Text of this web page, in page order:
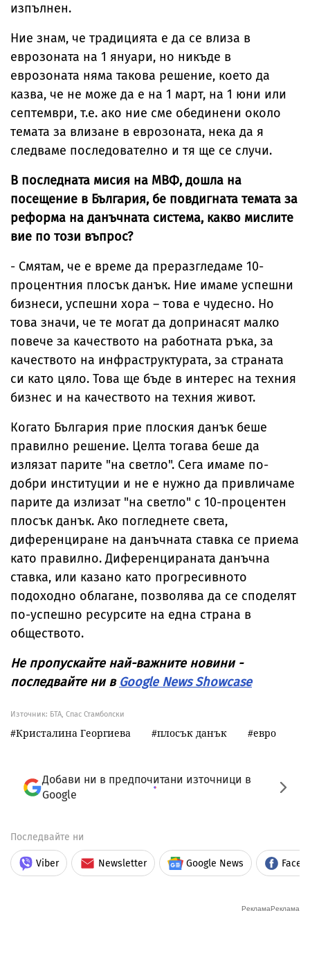
изпълнен.
Ние знам, че традицията е да се влиза в
еврозоната на 1 януари, но никъде в
еврозоната няма такова решение, което да
казва, че не може да е на 1 март, на 1 юни или
септември, т.е. ако ние сме обединени около
темата за влизане в еврозоната, нека да я
следваме последователно и тя ще се случи.
В последната мисия на МВФ, дошла на
посещение в България, бе повдигната темата за
реформа на данъчната система, какво мислите
вие по този въпрос?
- Смятам, че е време да преразгледаме 10-
процентния плосък данък. Ние имаме успешни
бизнеси, успешни хора – това е чудесно. Но
това значи, че те могат да допринасят малко
повече за качеството на работната ръка, за
качеството на инфраструктурата, за страната
си като цяло. Това ще бъде в интерес на техния
бизнес и на качеството на техния живот.
Когато България прие плоския данък беше
правилно решение. Целта тогава беше да
излязат парите "на светло". Сега имаме по-
добри институции и не е нужно да привличаме
парите да излизат "на светло" с 10-процентен
плосък данък. Ако погледнете света,
диференциране на данъчната ставка се приема
като правилно. Диференцираната данъчна
ставка, или казано като прогресивното
подоходно облагане, позволява да се споделят
по-успешно ресурсите на една страна в
обществото.
Не пропускайте най-важните новини -
последвайте ни в Google News Showcase
Източник: БТА, Спас Стамболски
Кристалина Георгиева плосък данък евро
Добави ни в предпочитани източници в
Google
Последвайте ни
Viber Newsletter Google News